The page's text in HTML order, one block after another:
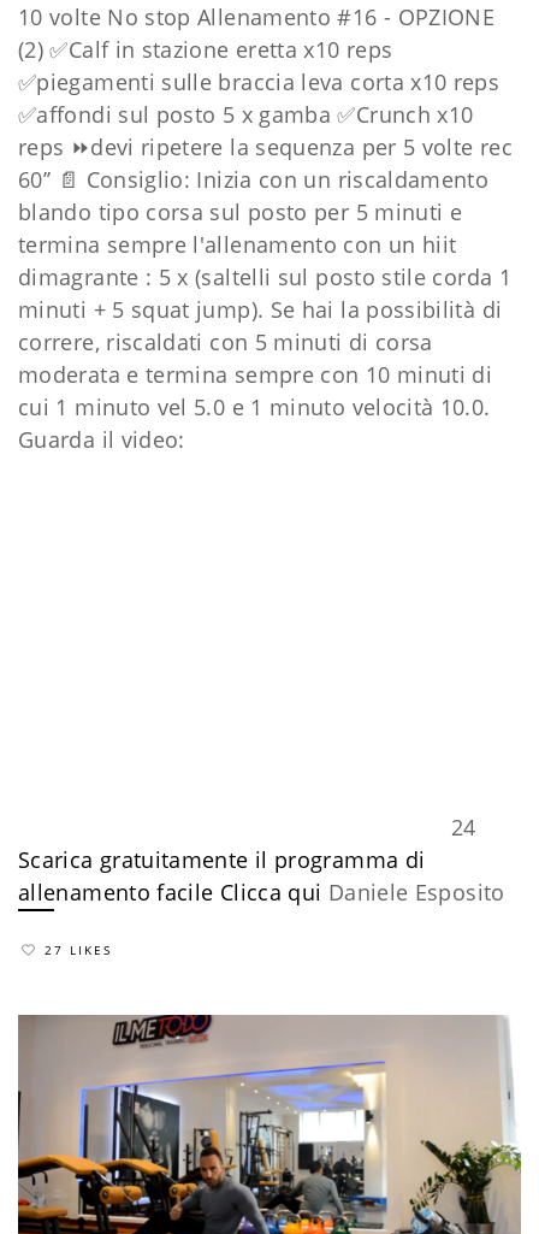
10 volte No stop Allenamento #16 - OPZIONE
(2) ✅Calf in stazione eretta x10 reps
✅piegamenti sulle braccia leva corta x10 reps
✅affondi sul posto 5 x gamba ✅Crunch x10
reps ⏩devi ripetere la sequenza per 5 volte rec
60’’ 📄 Consiglio: Inizia con un riscaldamento
blando tipo corsa sul posto per 5 minuti e
termina sempre l'allenamento con un hiit
dimagrante : 5 x (saltelli sul posto stile corda 1
minuti + 5 squat jump). Se hai la possibilità di
correre, riscaldati con 5 minuti di corsa
moderata e termina sempre con 10 minuti di
cui 1 minuto vel 5.0 e 1 minuto velocità 10.0.
Guarda il video:
24
Scarica gratuitamente il programma di
allenamento facile ​Clicca qui Daniele Esposito
27 LIKES